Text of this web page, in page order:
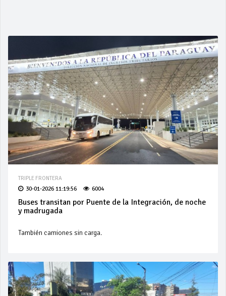
TRIPLE FRONTERA
30-01-2026 11:19:56 6004
Buses transitan por Puente de la Integración, de noche
y madrugada
También camiones sin carga.